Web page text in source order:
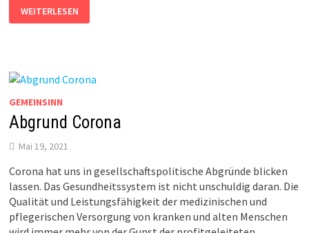
RECHTS
UND
LINKS
WEITERLESEN
GEMEINSINN
Abgrund Corona
Mai 19, 2021
Corona hat uns in gesellschaftspolitische Abgründe blicken
lassen. Das Gesundheitssystem ist nicht unschuldig daran. Die
Qualität und Leistungsfähigkeit der medizinischen und
pflegerischen Versorgung von kranken und alten Menschen